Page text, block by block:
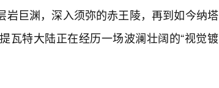
巨渊，深入须弥的赤王陵，再到如今纳塔
瓦特大陆正在经历一场波澜壮阔的“视觉镀